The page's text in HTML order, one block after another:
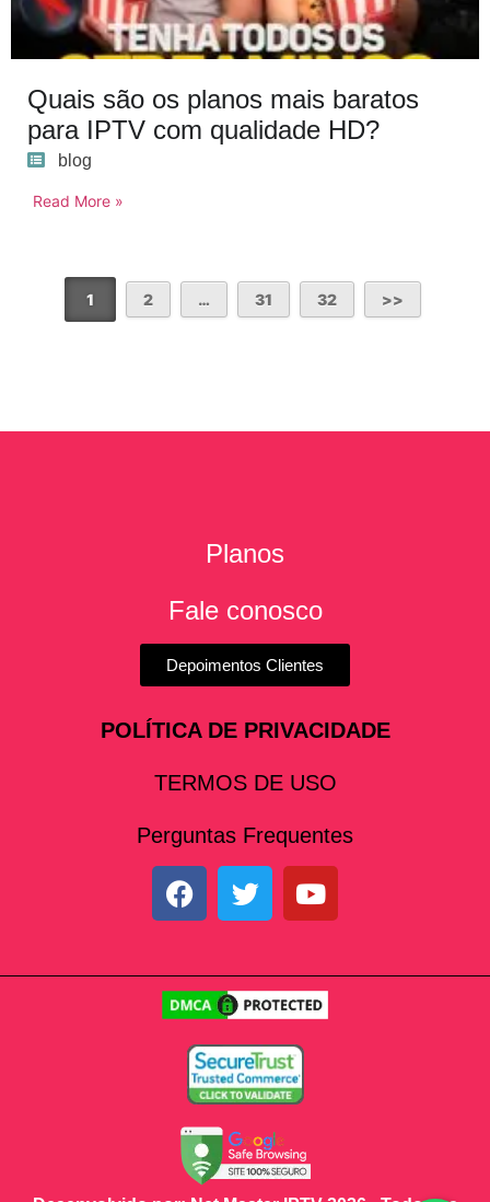
Quais são os planos mais baratos
para IPTV com qualidade HD?
blog
Read More »
1 2 … 31 32
Planos
Fale conosco
Depoimentos Clientes
POLÍTICA DE PRIVACIDADE
TERMOS DE USO
Perguntas Frequentes